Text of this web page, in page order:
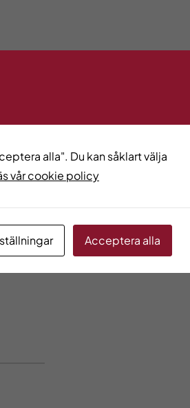
alla". Du kan såklart välja
vår cookie policy
Acceptera alla